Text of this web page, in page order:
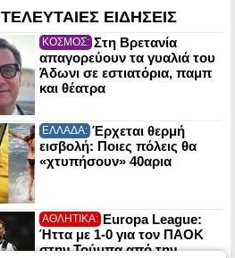
ΤΕΛΕΥΤΑΙΕΣ ΕΙΔΗΣΕΙΣ
ΚΟΣΜΟΣ: Στη Βρετανία
απαγορεύουν τα γυαλιά του
Άδωνι σε εστιατόρια, παμπ
και θέατρα
ΕΛΛΑΔΑ: Έρχεται θερμή
εισβολή: Ποιες πόλεις θα
«χτυπήσουν» 40αρια
ΑΘΛΗΤΙΚΑ: Europa League:
Ήττα με 1-0 για τον ΠΑΟΚ
στην Τούμπα από την